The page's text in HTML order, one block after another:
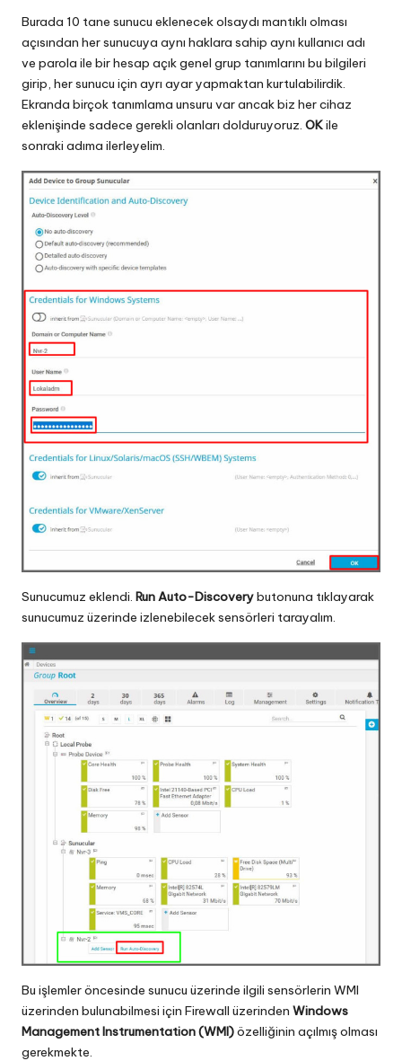
Burada 10 tane sunucu eklenecek olsaydı mantıklı olması
açısından her sunucuya aynı haklara sahip aynı kullanıcı adı
ve parola ile bir hesap açık genel grup tanımlarını bu bilgileri
girip, her sunucu için ayrı ayar yapmaktan kurtulabilirdik.
Ekranda birçok tanımlama unsuru var ancak biz her cihaz
eklenişinde sadece gerekli olanları dolduruyoruz. OKile
sonraki adıma ilerleyelim.
Sunucumuz eklendi. Run Auto-Discoverybutonuna tıklayarak
sunucumuz üzerinde izlenebilecek sensörleri tarayalım.
Bu işlemler öncesinde sunucu üzerinde ilgili sensörlerin WMI
üzerinden bulunabilmesi için Firewall üzerinden Windows
Management Instrumentation (WMI)özelliğinin açılmış olması
gerekmekte.